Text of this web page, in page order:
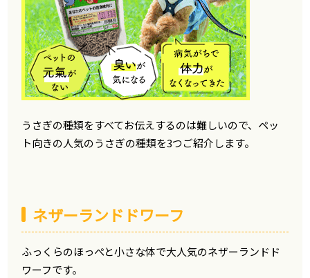
うさぎの種類をすべてお伝えするのは難しいので、ペッ
ト向きの人気のうさぎの種類を3つご紹介します。
ネザーランドドワーフ
ふっくらのほっぺと小さな体で大人気のネザーランドド
ワーフです。